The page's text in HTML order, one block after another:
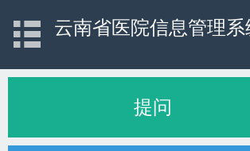
云南省医院信息管理系
提问